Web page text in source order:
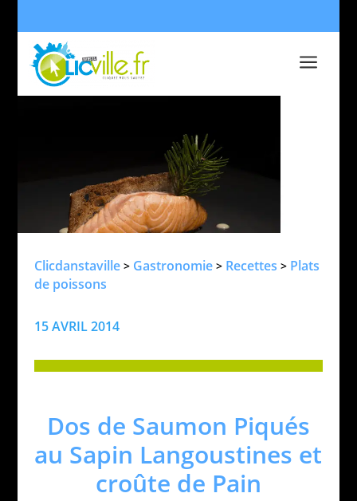
a
Clicdanstaville> Gastronomie> Recettes > Plats
de poissons
15 AVRIL 2014
Dos de Saumon Piqués
au Sapin Langoustines et
croûte de Pain